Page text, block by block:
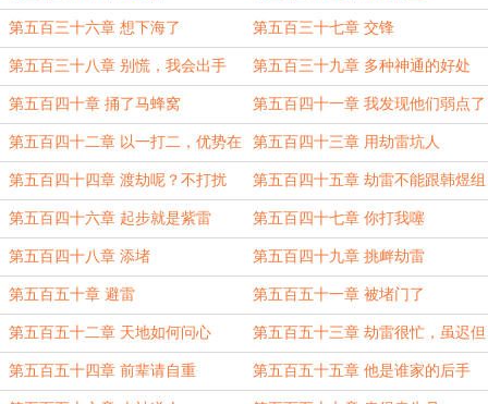
第五百三十六章 想下海了 第五百三十七章 交锋
第五百三十八章 别慌，我会出手 第五百三十九章 多种神通的好处
第五百四十章 捅了马蜂窝 第五百四十一章 我发现他们弱点了
第五百四十二章 以一打二，优势在
我
第五百四十三章 用劫雷坑人
第五百四十四章 渡劫呢？不打扰
了，再见
第五百四十五章 劫雷不能跟韩煜组
合
第五百四十六章 起步就是紫雷 第五百四十七章 你打我噻
第五百四十八章 添堵 第五百四十九章 挑衅劫雷
第五百五十章 避雷 第五百五十一章 被堵门了
第五百五十二章 天地如何问心 第五百五十三章 劫雷很忙，虽迟但
到。
第五百五十四章 前辈请自重 第五百五十五章 他是谁家的后手